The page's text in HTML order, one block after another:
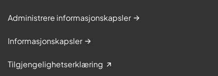
Administrere informasjonskapsler
Informasjonskapsler
Tilgjengelighetserklæring